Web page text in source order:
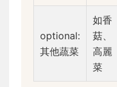
optional:
其他蔬菜
如香
菇、
高麗
菜